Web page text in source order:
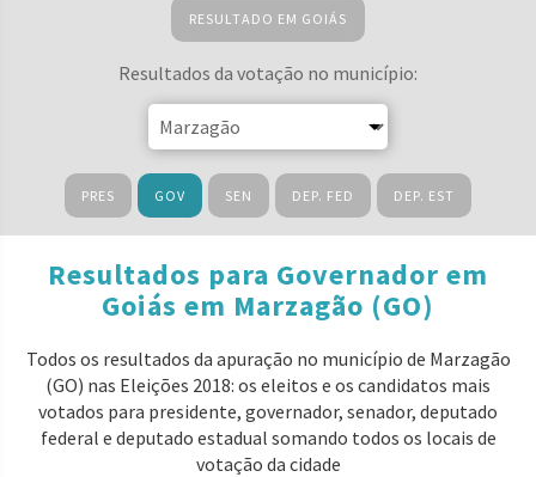
RESULTADO EM GOIÁS
Resultados da votação no município:
PRES GOV SEN DEP. FED DEP. EST
Resultados para Governador em
Goiás em Marzagão (GO)
Todos os resultados da apuração no município de Marzagão
(GO) nas Eleições 2018: os eleitos e os candidatos mais
votados para presidente, governador, senador, deputado
federal e deputado estadual somando todos os locais de
votação da cidade